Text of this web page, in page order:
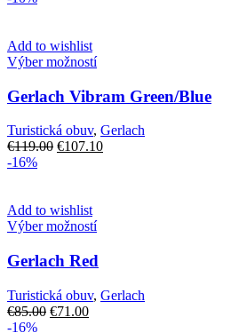
Add to wishlist
Výber možnostíTento
má
viacero
variantov.
Možnosti
si
stránke
produktu.
Gerlach Vibram Green/Blue
Turistická obuv, Gerlach
€119.00 Pôvodná
€107.10Aktuálna
-16%
Add to wishlist
Výber možnostíTento
má
variantov.
Možnosti
Gerlach Red
Turistická obuv, Gerlach
€85.00 Pôvodná
€71.00Aktuálna
-16%